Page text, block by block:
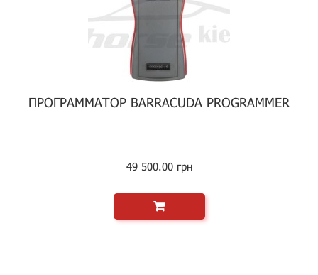
ПРОГРАММАТОР BARRACUDA PROGRAMMER
49 500.00 грн